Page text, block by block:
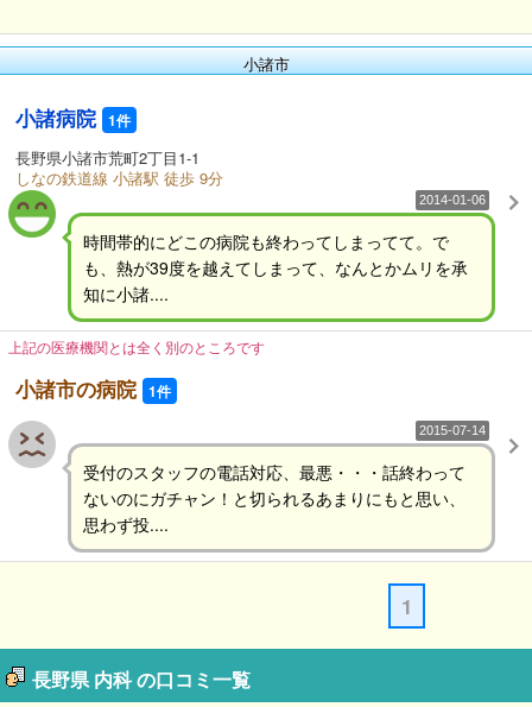
小諸市
小諸病院 1件
長野県小諸市荒町2丁目1-1
しなの鉄道線 小諸駅 徒歩 9分
2014-01-06
時間帯的にどこの病院も終わってしまってて。で
も、熱が39度を越えてしまって、なんとかムリを承
知に小諸....
上記の医療機関とは全く別のところです
小諸市の病院 1件
2015-07-14
受付のスタッフの電話対応、最悪・・・話終わって
ないのにガチャン！と切られるあまりにもと思い、
思わず投....
1
長野県 内科 の口コミ一覧